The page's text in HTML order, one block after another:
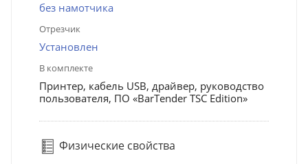
без намотчика
Отрезчик
Установлен
В комплекте
Принтер, кабель USB, драйвер, руководство
пользователя, ПО «BarTender TSC Edition»
Физические свойства